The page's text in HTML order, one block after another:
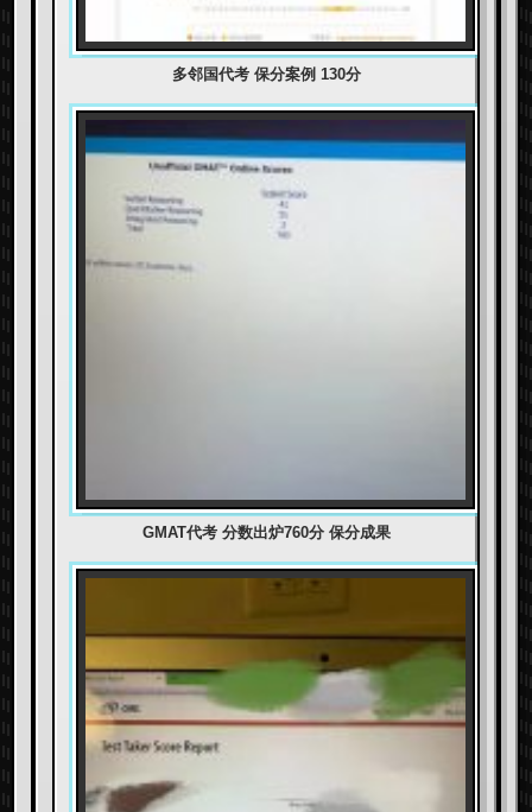
多邻国代考 保分案例 130分
GMAT代考 分数出炉760分 保分成果